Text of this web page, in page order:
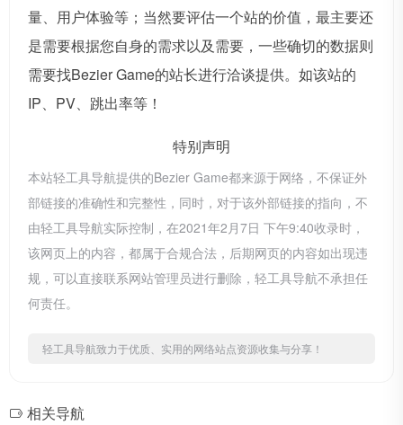
量、用户体验等；当然要评估一个站的价值，最主要还
是需要根据您自身的需求以及需要，一些确切的数据则
需要找Bezier Game的站长进行洽谈提供。如该站的
IP、PV、跳出率等！
特别声明
本站轻工具导航提供的Bezier Game都来源于网络，不保证外
部链接的准确性和完整性，同时，对于该外部链接的指向，不
由轻工具导航实际控制，在2021年2月7日 下午9:40收录时，
该网页上的内容，都属于合规合法，后期网页的内容如出现违
规，可以直接联系网站管理员进行删除，轻工具导航不承担任
何责任。
轻工具导航致力于优质、实用的网络站点资源收集与分享！
相关导航